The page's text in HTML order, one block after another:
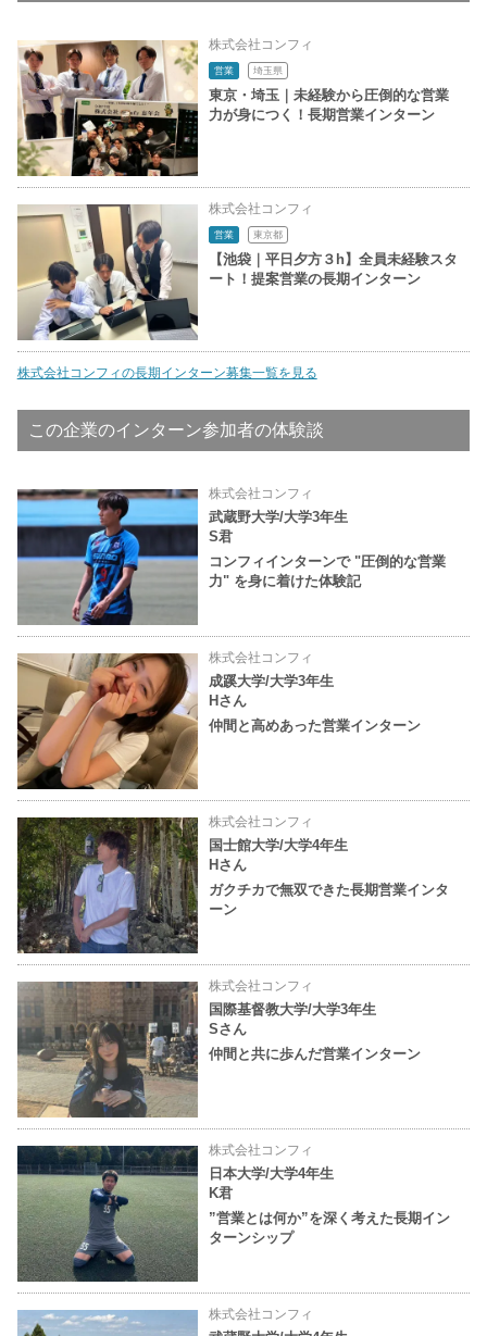
株式会社コンフィ
営業 埼玉県
東京・埼玉｜未経験から圧倒的な営業
力が身につく！長期営業インターン
株式会社コンフィ
営業 東京都
【池袋｜平日夕方３h】全員未経験スタ
ート！提案営業の長期インターン
株式会社コンフィの長期インターン募集一覧を見る
この企業のインターン参加者の体験談
株式会社コンフィ
武蔵野大学/大学3年生
S君
コンフィインターンで "圧倒的な営業
力" を身に着けた体験記
株式会社コンフィ
成蹊大学/大学3年生
Hさん
仲間と高めあった営業インターン
株式会社コンフィ
国士館大学/大学4年生
Hさん
ガクチカで無双できた長期営業インタ
ーン
株式会社コンフィ
国際基督教大学/大学3年生
Sさん
仲間と共に歩んだ営業インターン
株式会社コンフィ
日本大学/大学4年生
K君
”営業とは何か”を深く考えた長期イン
ターンシップ
株式会社コンフィ